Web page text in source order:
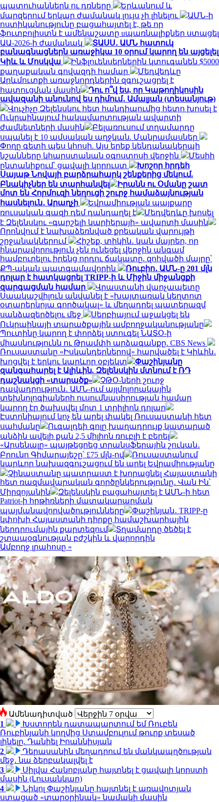
պատուհաններն ու դռները
Երևանում և
մարզերում երկար ժամանակ լույս չի լինելու
ԱՄՆ-ի
ոստիկանությունը բացահայտել է, թե որ
ֆուտբոլիստն է ամենաշատը uպառնալիքներ ստացել
ԱԱ-2026-ի ժամանակ
ՏԱՍՍ․ ԱՄՆ հատուկ
բանագնացներն առաջիկա 10 օրում կարող են այցելել
Կիև և Մոսկվա
Ինֆլուենսերներին կտուգանեն $5000
քաղաքական գովազդի համար
Մեդվեդևը
Արևմուտքի առաջնորդներին զգուշացրել է
հատուցման մասին
Դու ո՞վ ես, որ Կաթողիկոսին
ավազանի անունով ես դիմում․ Ամալյան (տեսանյութ)
Վուչիչը Զելենսկու հետ հանդիպումից հետո խոսել է
Ուկրաինայում հակամարտության ավարտի
ժամկետների մասին
Բելառուսում տղամարդը
սպանել է 10 ամսական աղջկան. Մանրամասներ
Փողը գետի պես կհոսի. Այս երեք կենդանակերպի
նշանները կհարստանան օգոստոսի վերջին
Մեսիի
ընտանիքում՝ ցավալի կորուստ
Խոշոր հրդեհ
Սայաթ Նովայի բարձրահարկ շենքերից մեկում.
Բնակիչներ են տարհանվել
Իրանն ու Օմանը շատ
մոտ են Հորմուզի նեղուցի շուրջ համաձայնության
հասնելուն․ Արաղչի
Եվրամիության պայքարը
ռուսական գազի դեմ դանդաղել է
Մեդվեդևը խոսել
է Զելենսկու «գարշելի կարիերայի» ավարտի մասին
Որոնվում է նախաձեռնված քրեական վարույթի
շրջանակներում
Հիշեք, տիկին․ կան մայրեր, որ
հնարավորություն չեն ունեցել վերջին անգամ
համբուրելու իրենց որդու ճակատը. զոհվածի մայրը՝
ՔՊ-ական պատգամավորին
Ռուբիո․ ԱՄՆ-ը 201 մլն
դոլար է հատկացրել TRIPP-ի և Միջին միջանցքի
զարգացման համար
Վրաստանի վարչապետը
Սաակաշվիլուն անվանել է «խայտառակ կեղտոտ
օտարերկրյա գործակալ» և մեղադրել պատերազմ
սանձազերծելու մեջ
Սերբիայում աջակցել են
Ուկրաինայի տարածքային ամբողջականությանը
Պուտինը կարող է փորձել ստուգել ՆԱՏՕ-ի
միասնությունն ու Թրամփի արձագանքը. CBS News
Ռուսաստանը «Իսկանդերներով» հարվածել է Կիևին․
խոցվել է երկու կարևոր օբյեկտ
Փաշինյանը
զանգահարել է Ալիևին. Զելենսկին մտնում է ՌԴ
դաշնակցի «տարածք»
ՉԹՕ-ների շուրջ
դավադրություն․ ԱՄՆ-ում այլմոլորակային
տեխնոլոգիաների ուսումնասիրության համար
կարող էր ծախսվել մոտ 1 տրիլիոն դոլար
Էստոնիայում կոչ են արել փակել Ռուսաստանի հետ
սահմանը
Ուգալդեի գոլը խաղադրույք կատարած
անձին ավելի քան 2,5 միլիոն ռուբլի է բերել
«Արսենալը» պայթեցրեց տրանսֆերային շուկան․
Բրունո Գիմարայեշը՝ £75 մլն-ով
Ռուսաստանում
կարևոր նախազգուշացում են արել Եվրամիությանը
Չինաստանը պատրաստ է խորացնել Հայաստանի
հետ ռազմավարական գործընկերությունը․ Վան Ին՝
Միրզոյանին
Զելենսկին բացահայտել է ԱՄՆ-ի հետ
Patriot-ի հրթիռների մատակարարման
պայմանավորվածությունները
Փաշինյան․ TRIPP-ը
կփոխի Հայաստանի դիրքը համաշխարհային
ներդրումային քարտեզում
Տղամարդը ծեծել է
շտապօգնության բժշկին և վարորդին
Ամբողջ լրահոսը »
Ամենադիտված
1
Խստորեն դատապարտում եմ Ռուբեն
Ռուբինյանի կողմից Ստամբուլում թուրք տեսած
լինելը. Դանիել Իոաննիսյան
2
Դերասանին մեղադրում են մանկապղծության
մեջ․ նա ձերբակալվել է
3
Սիլվա Հակոբյանը հայտնել է ցավալի կորստի
մասին (Լուսանկար)
4
Նիկոլ Փաշինյանը հայտնել է առավոտյան
ստացած «տարօրինակ» նամակի մասին